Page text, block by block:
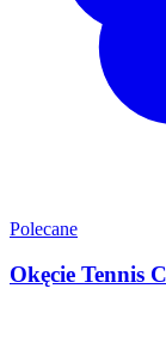
Polecane
Okęcie Tennis